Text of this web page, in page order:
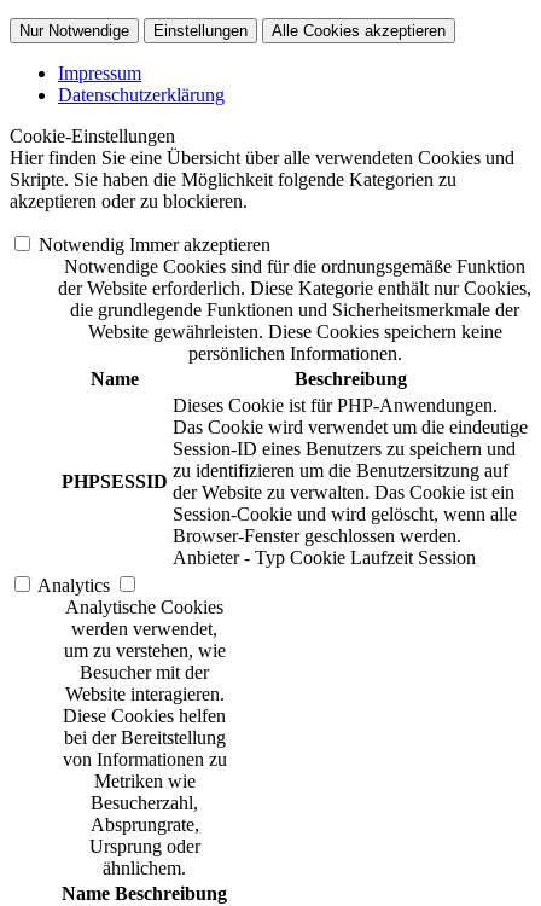
Nur Notwendige Einstellungen Alle Cookies akzeptieren
Impressum
Datenschutzerklärung
Cookie-Einstellungen
Hier finden Sie eine Übersicht über alle verwendeten Cookies und
Skripte. Sie haben die Möglichkeit folgende Kategorien zu
akzeptieren oder zu blockieren.
Notwendig Immer akzeptieren
Notwendige Cookies sind für die ordnungsgemäße Funktion
der Website erforderlich. Diese Kategorie enthält nur Cookies,
die grundlegende Funktionen und Sicherheitsmerkmale der
Website gewährleisten. Diese Cookies speichern keine
persönlichen Informationen.
Name
Beschreibung
PHPSESSID
Dieses Cookie ist für PHP-Anwendungen.
Das Cookie wird verwendet um die eindeutige
Session-ID eines Benutzers zu speichern und
zu identifizieren um die Benutzersitzung auf
der Website zu verwalten. Das Cookie ist ein
Session-Cookie und wird gelöscht, wenn alle
Browser-Fenster geschlossen werden.
Anbieter - Typ Cookie Laufzeit Session
Analytics
Analytische Cookies
werden verwendet,
um zu verstehen, wie
Besucher mit der
Website interagieren.
Diese Cookies helfen
bei der Bereitstellung
von Informationen zu
Metriken wie
Besucherzahl,
Absprungrate,
Ursprung oder
ähnlichem.
Name Beschreibung